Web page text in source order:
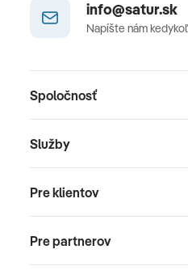
info@satur.sk
Napíšte nám
Spoločnosť
Služby
Pre klientov
Pre partnerov